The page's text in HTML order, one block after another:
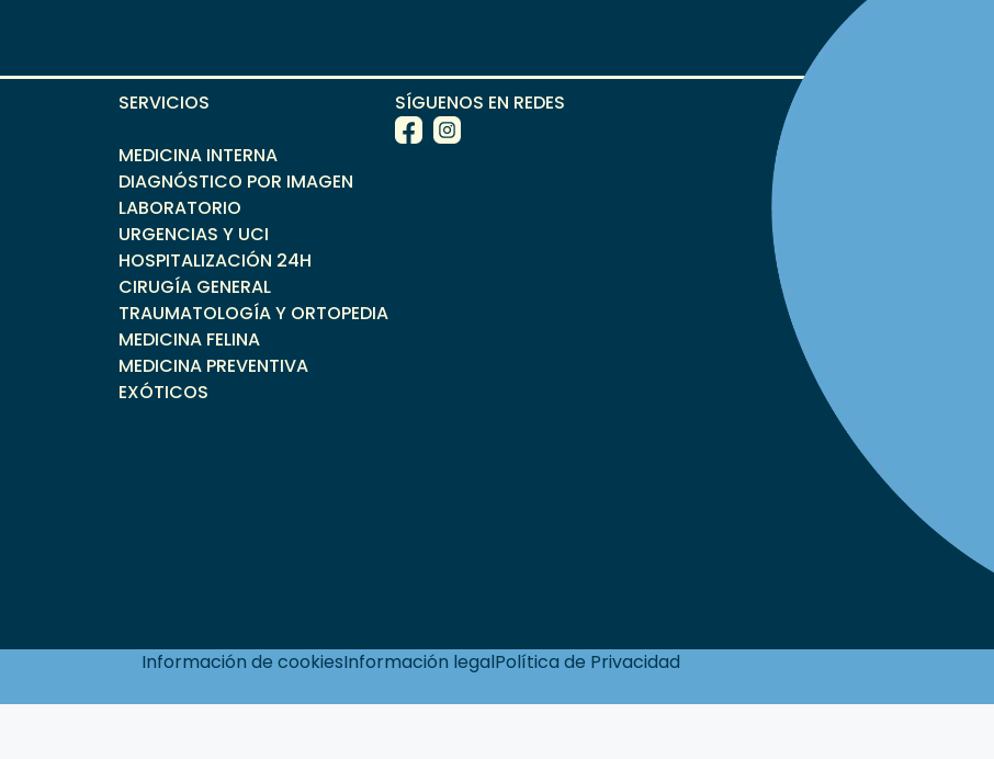
SERVICIOS
MEDICINA INTERNA
DIAGNÓSTICO POR IMAGEN
LABORATORIO
URGENCIAS Y UCI
HOSPITALIZACIÓN 24H
CIRUGÍA GENERAL
TRAUMATOLOGÍA Y ORTOPEDIA
MEDICINA FELINA
MEDICINA PREVENTIVA
EXÓTICOS
SÍGUENOS EN REDES
Información de cookiesInformación legalPolítica de Privacidad